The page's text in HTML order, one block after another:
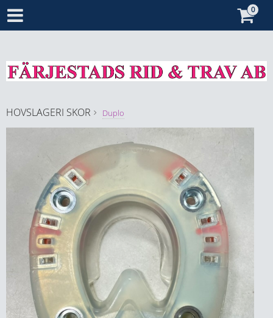
HOVSLAGERI SKOR Duplo